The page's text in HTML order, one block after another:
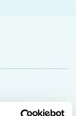
acties en tips